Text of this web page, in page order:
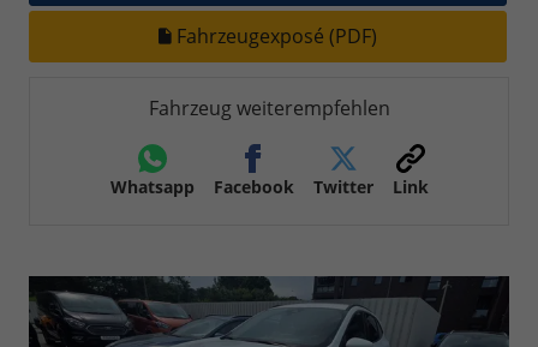
Fahrzeugexposé (PDF)
Fahrzeug weiterempfehlen
Whatsapp Facebook Twitter Link